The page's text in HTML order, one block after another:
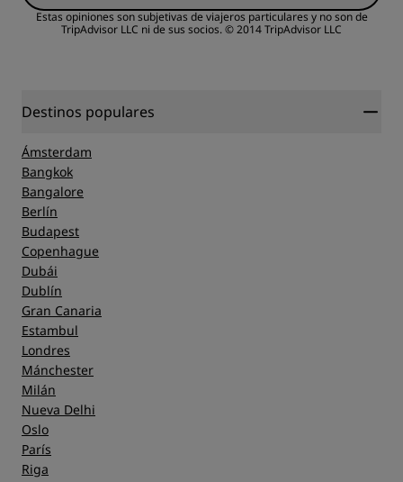
Servicio
Ubicación
Limpieza
Servicio
R
Estas opiniones son subjetivas de viajeros particulares y no son de
TripAdvisor LLC ni de sus socios.© 2014 TripAdvisor LLC
Destinos populares
Ámsterdam
Bangkok
Bangalore
Berlín
Budapest
Copenhague
Dubái
Dublín
Gran Canaria
Estambul
Londres
Mánchester
Milán
Nueva Delhi
Oslo
París
Riga